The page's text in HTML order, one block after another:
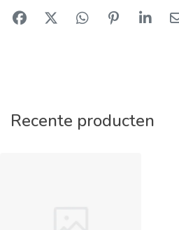
Recente producten